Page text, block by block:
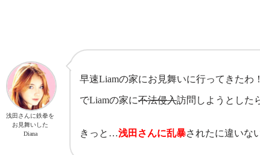
早速Liamの家にお見舞いに行ってきた
でLiamの家に不法侵入訪問しようとした
きっと…浅田さんに乱暴されたに違いな
浅田さんに鉄拳を
お見舞いした
Diana